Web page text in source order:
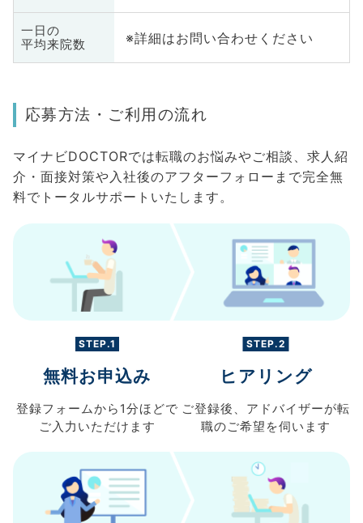
一日の
平均来院数
※詳細はお問い合わせください
応募方法・ご利用の流れ
マイナビDOCTORでは転職のお悩みやご相談、求人紹
介・面接対策や入社後のアフターフォローまで完全無
料でトータルサポートいたします。
STEP.1
無料お申込み
登録フォームから 1分ほどで
ご入力 いただけます
STEP.2
ヒアリング
ご登録後、 アドバイザーが転
職のご希望を伺います